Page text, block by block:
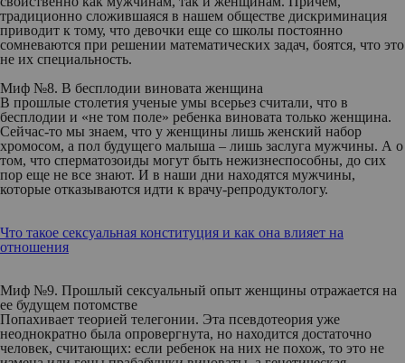
традиционно сложившаяся в нашем обществе дискриминация
приводит к тому, что девочки еще со школы постоянно
сомневаются при решении математических задач, боятся, что это
не их специальность.
Миф №8. В бесплодии виновата женщина
В прошлые столетия ученые умы всерьез считали, что в
бесплодии и «не том поле» ребенка виновата только женщина.
Сейчас-то мы знаем, что у женщины лишь женский набор
хромосом, а пол будущего малыша – лишь заслуга мужчины. А о
том, что сперматозоиды могут быть нежизнеспособны, до сих
пор еще не все знают. И в наши дни находятся мужчины,
которые отказываются идти к врачу-репродуктологу.
Что такое сексуальная конституция и как она влияет на
отношения
Миф №9. Прошлый сексуальный опыт женщины отражается на
ее будущем потомстве
Попахивает теорией телегонии. Эта псевдотеория уже
неоднократно была опровергнута, но находится достаточно
человек, считающих: если ребенок на них не похож, то это не